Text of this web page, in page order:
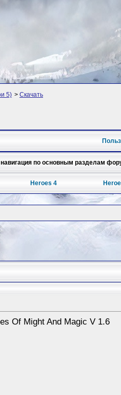
5) > Скачать
по основным разделам
Heroes 4
Of Might And Magic V 1.6